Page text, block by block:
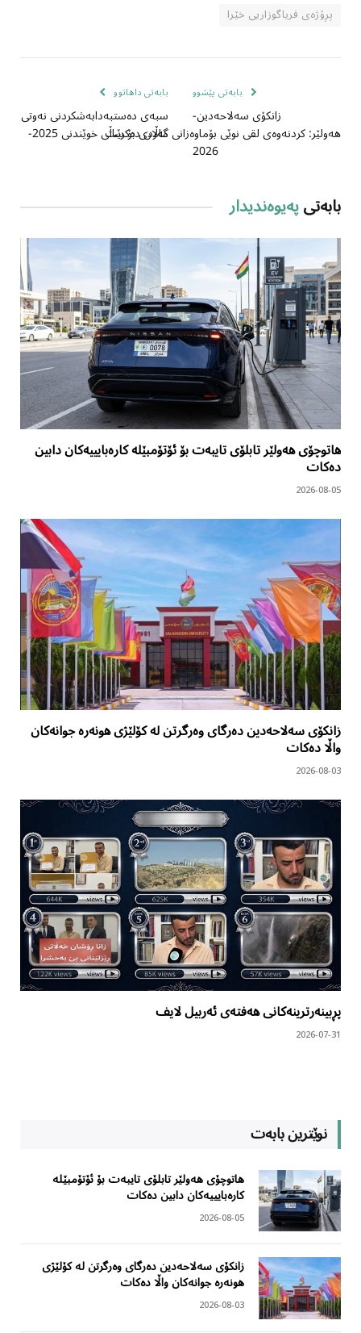
پڕۆژەی فریاگوزاریی خێرا
بابەتی پێشوو
زانکۆی سه‌لاحه‌دین-
هه‌ولێر: کردنه‌وه‌ی لقی نوێی بۆماوه‌زانی گه‌ردی بۆ ساڵی خوێندنی 2025-
2026
بابەتی داهاتوو
سبەی دەستبەدابەشکردنی نەوتی
ماڵان دەکرێت
بابەتیپەیوەندیدار
هاتوچۆی هەولێر تابلۆی تایبەت بۆ ئۆتۆمبێلە کارەبایییەکان دابین
دەکات
2026-08-05
زانکۆی سەلاحەدین دەرگای وەرگرتن لە کۆلێژی هونەرە جوانەکان
واڵا دەکات
2026-08-03
پڕبینەرترینەکانی هەفتەی ئەربیل لایف
2026-07-31
نوێترین بابەت
هاتوچۆی هەولێر تابلۆی تایبەت بۆ ئۆتۆمبێلە
کارەبایییەکان دابین دەکات
2026-08-05
زانکۆی سەلاحەدین دەرگای وەرگرتن لە کۆلێژی
هونەرە جوانەکان واڵا دەکات
2026-08-03